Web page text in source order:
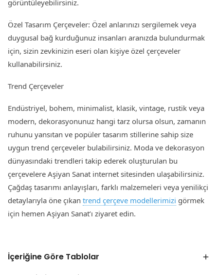
görüntüleyebilirsiniz.
Özel Tasarım Çerçeveler: Özel anlarınızı sergilemek veya
duygusal bağ kurduğunuz insanları aranızda bulundurmak
için, sizin zevkinizin eseri olan kişiye özel çerçeveler
kullanabilirsiniz.
Trend Çerçeveler
Endüstriyel, bohem, minimalist, klasik, vintage, rustik veya
modern, dekorasyonunuz hangi tarz olursa olsun, zamanın
ruhunu yansıtan ve popüler tasarım stillerine sahip size
uygun trend çerçeveler bulabilirsiniz. Moda ve dekorasyon
dünyasındaki trendleri takip ederek oluşturulan bu
çerçevelere Aşiyan Sanat internet sitesinden ulaşabilirsiniz.
Çağdaş tasarımı anlayışları, farklı malzemeleri veya yenilikçi
detaylarıyla öne çıkan trend çerçeve modellerimizi görmek
için hemen Aşiyan Sanat’ı ziyaret edin.
İçeriğine Göre Tablolar